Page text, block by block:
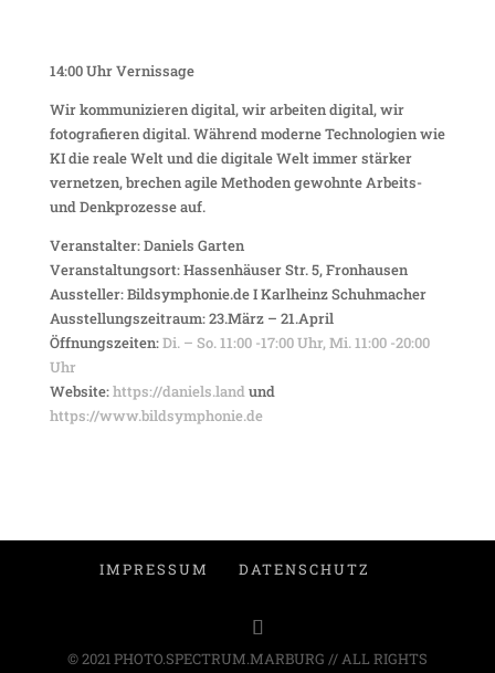
14:00 Uhr Vernissage
Wir kommunizieren digital, wir arbeiten digital, wir
fotografieren digital. Während moderne Technologien wie
KI die reale Welt und die digitale Welt immer stärker
vernetzen, brechen agile Methoden gewohnte Arbeits-
und Denkprozesse auf.
Veranstalter: Daniels Garten
Veranstaltungsort: Hassenhäuser Str. 5, Fronhausen
Aussteller: Bildsymphonie.de I Karlheinz Schuhmacher
Ausstellungszeitraum: 23.März – 21.April
Öffnungszeiten:Di. – So. 11:00 -17:00 Uhr, Mi. 11:00 -20:00
Uhr
Website:https://daniels.landund
https://www.bildsymphonie.de
IMPRESSUM DATENSCHUTZ
© 2021 PHOTO.SPECTRUM.MARBURG // ALL RIGHTS